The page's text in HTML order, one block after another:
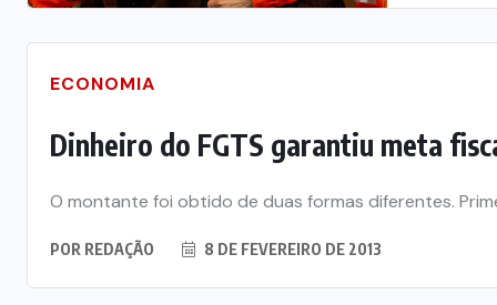
ECONOMIA
Dinheiro do FGTS garantiu meta
O montante foi obtido de duas formas diferentes.
POR REDAÇÃO 8 DE FEVEREIRO DE 2013